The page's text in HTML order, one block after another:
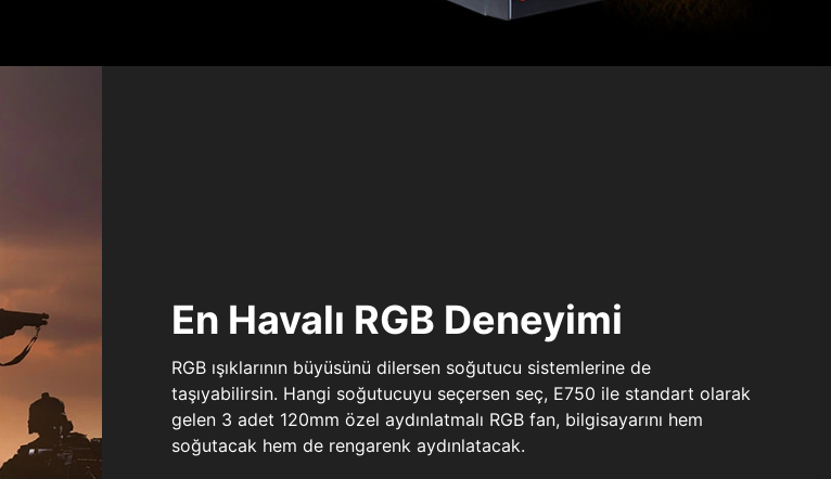
En Havalı RGB Deneyimi
RGB ışıklarının büyüsünü dilersen soğutucu sistemlerine de
taşıyabilirsin. Hangi soğutucuyu seçersen seç, E750 ile standart olarak
gelen 3 adet 120mm özel aydınlatmalı RGB fan, bilgisayarını hem
soğutacak hem de rengarenk aydınlatacak.